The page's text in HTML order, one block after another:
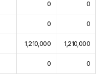
0 0
0 0
1,210,000 1,210,000
0 0